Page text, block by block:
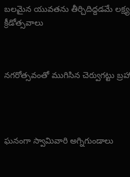
బలమైన యువతను తీర్చిదిద్దడమే
క్రీడోత్సవాలు
నగరోత్సవంతో ముగిసిన చెర్వుగట్టు
ఘనంగా స్వామివారి అగ్నిగుండాలు